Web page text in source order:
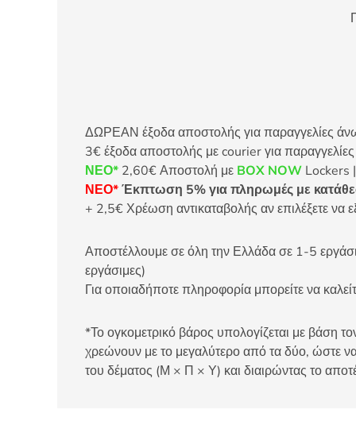
ΔΩΡΕΑΝ έξοδα αποστολής για παραγγελίες
3€ έξοδα αποστολής με courier για
ΝΕΟ* 2,60€ Αποστολή με BOX NOW Lockers
ΝΕΟ*Έκπτωση 5% για πληρωμές με
+ 2,5€ Χρέωση αντικαταβολής αν επιλέξετε να
Αποστέλλουμε σε όλη την Ελλάδα σε 1-5
εργάσιμες)
Για οποιαδήποτε πληροφορία μπορείτε να
*Το ογκομετρικό βάρος υπολογίζεται με βάση
χρεώνουν με το μεγαλύτερο από τα δύο, ώστε να
του δέματος (Μ × Π × Υ) και διαιρώντας το